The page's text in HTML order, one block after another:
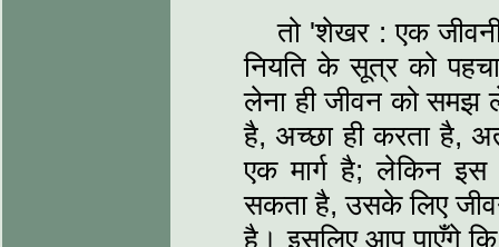
तो 'शेखर : एक
नियति के सूत्र को
लेना ही जीवन को समझ
है, अच्छा ही करता है,
एक मार्ग है; लेकिन इस
सकता है, उसके लिए
है। इसलिए आप पाएँगे